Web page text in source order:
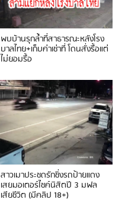
พบบ้านรุกล้ำที่สาธารณะหลังโรง
บาลไทย+เก็บค่าเช่าที่ โดนสั่งรื้อแต่
ไม่ยอมรื้อ
สาวเมาประชดรักซิ่งรถป้ายแดง
เสยมอเตอร์ไซค์นิสิตปี 3 มฟล
เสียชีวิต (มีคลิป 18+)